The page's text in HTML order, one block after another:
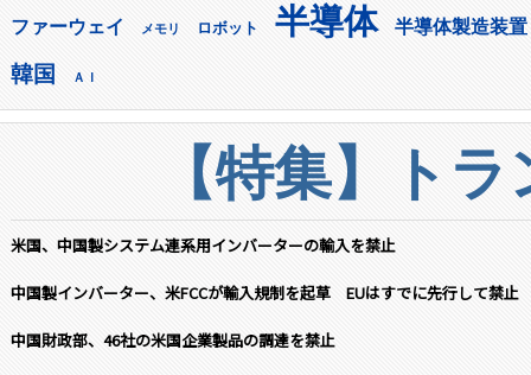
ファーウェイ メモリ ロボット 半導体 半導体製造装置
韓国 ＡＩ
【特集】ト
米国、中国製システム連系用インバーターの輸入を禁止
中国製インバーター、米FCCが輸入規制を起草 EUはすでに先行して禁止
中国財政部、46社の米国企業製品の調達を禁止